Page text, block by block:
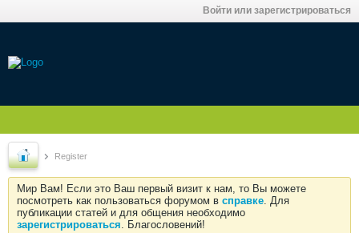
Войти или зарегистрироваться
Register
Мир Вам! Если это Ваш первый визит к нам, то Вы можете
посмотреть как пользоваться форумом в справке. Для
публикации статей и для общения необходимо
зарегистрироваться. Благословений!